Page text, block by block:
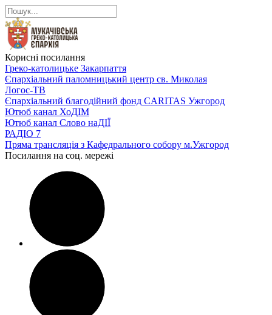
Корисні посилання
Греко-католицьке Закарпаття
Єпархіальний паломницький центр св. Миколая
Логос-ТВ
Єпархіальний благодійний фонд CARITAS Ужгород
Ютюб канал ХоДІМ
Ютюб канал Слово наДІЇ
РАДІО 7
Пряма трансляція з Кафедрального собору м.Ужгород
Посилання на соц. мережі